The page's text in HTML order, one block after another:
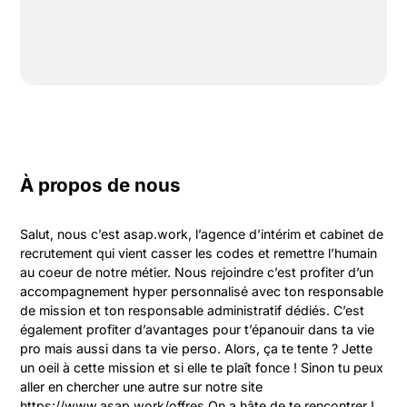
À propos de nous
Salut, nous c’est asap.work, l’agence d’intérim et cabinet de
recrutement qui vient casser les codes et remettre l’humain
au coeur de notre métier. Nous rejoindre c’est profiter d’un
accompagnement hyper personnalisé avec ton responsable
de mission et ton responsable administratif dédiés. C’est
également profiter d’avantages pour t’épanouir dans ta vie
pro mais aussi dans ta vie perso. Alors, ça te tente ? Jette
un oeil à cette mission et si elle te plaît fonce ! Sinon tu peux
aller en chercher une autre sur notre site